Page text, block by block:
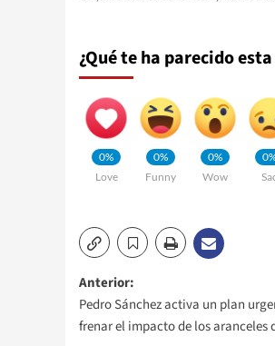
¿Qué te ha parecido
0%
Love
0%
Funny
0%
Wow
Navegación
de
Anterior:
Pedro Sánchez activa un plan
frenar el impacto de los aranceles